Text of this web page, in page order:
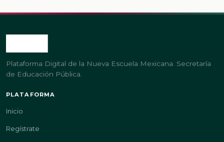
Plataforma Digital de la Nueva Escuela Mexicana. Secretaría
de Educación Pública.
PLATAFORMA
Inicio
Regístrate